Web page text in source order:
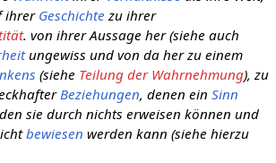
ihrer Geschichte zu ihrer
. von ihrer Aussage her (siehe auch
ungewiss und von da her zu einem
(siehe Teilung der Wahrnehmung), zu
Beziehungen, denen ein Sinn
sie durch nichts erweisen können und
bewiesen werden kann (siehe hierzu